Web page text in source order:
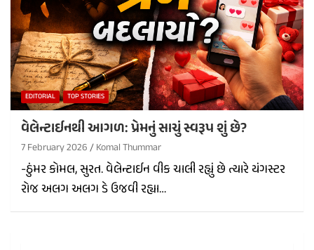
EDITORIAL TOP STORIES
વેલેન્ટાઈનથી આગળ: પ્રેમનું સાચું સ્વરૂપ શું છે?
7 February 2026 Komal Thummar
-ઠુંમર કોમલ, સુરત. વેલેન્ટાઈન વીક ચાલી રહ્યું છે ત્યારે યંગસ્ટર
રોજ અલગ અલગ ડે ઉજવી રહ્યા…